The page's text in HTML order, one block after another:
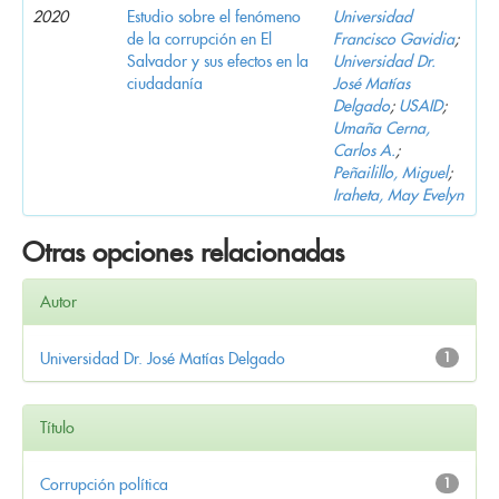
2020
Estudio sobre el fenómeno
de la corrupción en El
Salvador y sus efectos en la
ciudadanía
Universidad
Francisco Gavidia;
Universidad Dr.
José Matías
Delgado; USAID;
Umaña Cerna,
Carlos A.;
Peñailillo, Miguel;
Iraheta, May Evelyn
Otras opciones relacionadas
Autor
1
Universidad Dr. José Matías Delgado
Título
1
Corrupción política